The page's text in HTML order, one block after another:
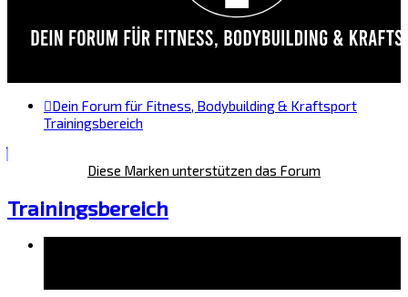
Dein Forum für Fitness, Bodybuilding & Kraftsport
Trainingsbereich
Diese Marken unterstützen das Forum
Trainingsbereich